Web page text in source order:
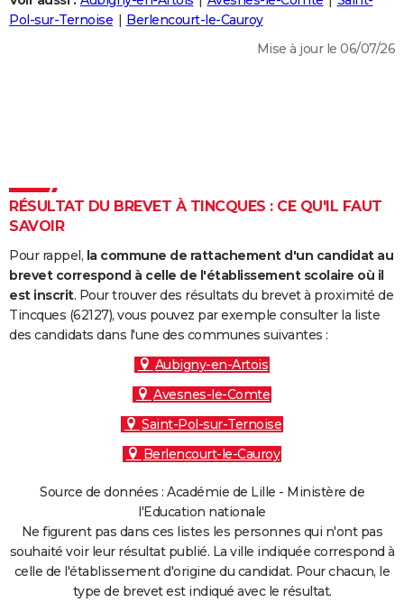
Destinations
City break
Voyage nature
Voyage de noces
Forum
Climat
+
PHOTO
Dictionnaire
Biographies
Citations
Expressions
Proverbes
PROGRAMME TV
S'inscrire
Se connecter
Lycées
Collèges
Primaires
Universités
Entreprises
Service militaire
Avis de recherche
AVIS DE DÉCÈS
FORUM
Pol-sur-Ternoise
Berlencourt-le-Cauroy
Mise à jour le 06/07/26
RÉSULTAT DU BREVET À TINCQUES : CE QU'IL FAUT
SAVOIR
Pour rappel, la commune de rattachement d'un candidat au
brevet correspond à celle de l'établissement scolaire où il
est inscrit. Pour trouver des résultats du brevet à proximité de
Tincques (62127), vous pouvez par exemple consulter la liste
des candidats dans l'une des communes suivantes :
Aubigny-en-Artois
Avesnes-le-Comte
Saint-Pol-sur-Ternoise
Berlencourt-le-Cauroy
Source de données : Académie de Lille - Ministère de
l'Education nationale
Ne figurent pas dans ces listes les personnes qui n'ont pas
souhaité voir leur résultat publié. La ville indiquée correspond à
celle de l'établissement d'origine du candidat. Pour chacun, le
type de brevet est indiqué avec le résultat.